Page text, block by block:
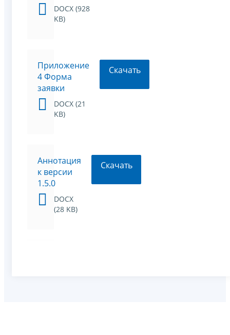
DOCX (928
KB)
Приложение
4 Форма
заявки
DOCX (21
KB)
Скачать
Аннотация
к версии
1.5.0
DOCX
(28 KB)
Скачать